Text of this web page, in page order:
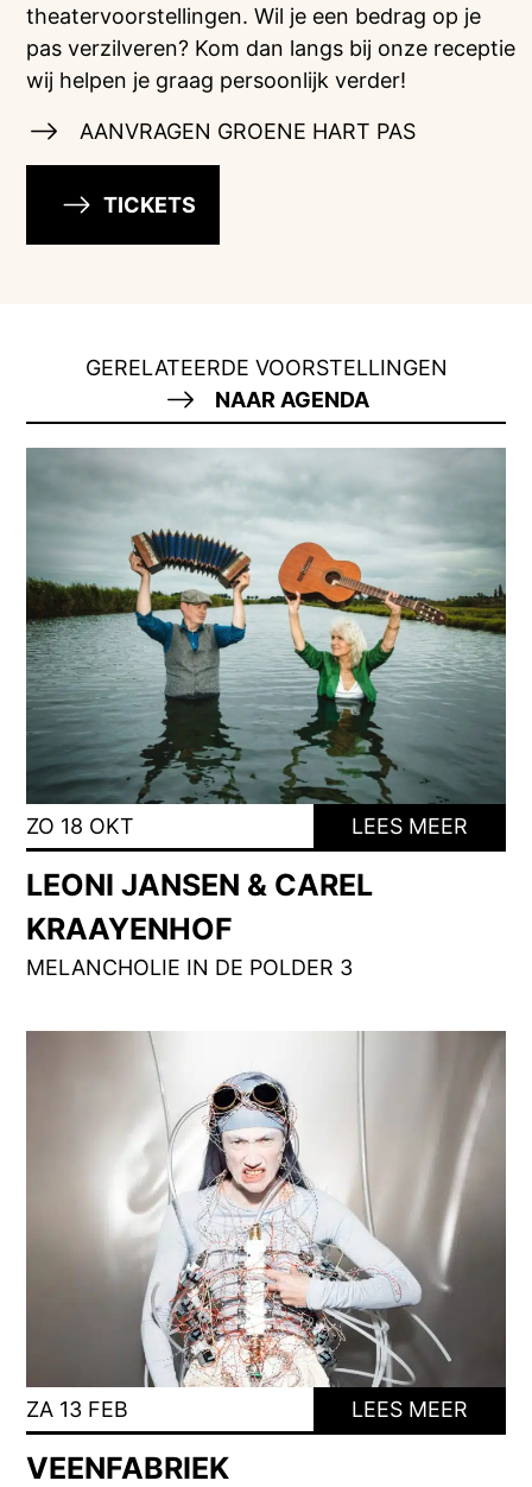
theatervoorstellingen. Wil je een bedrag op je
pas verzilveren? Kom dan langs bij onze receptie
wij helpen je graag persoonlijk verder!
AANVRAGEN GROENE HART PAS
TICKETS
GERELATEERDE VOORSTELLINGEN
NAAR AGENDA
ZO 18 OKT LEES MEER
LEONI JANSEN & CAREL
KRAAYENHOF
MELANCHOLIE IN DE POLDER 3
ZA 13 FEB LEES MEER
VEENFABRIEK